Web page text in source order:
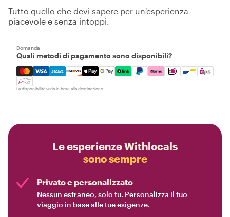
Tutto quello che devi sapere per un'esperienza
piacevole e senza intoppi.
Domanda
Quali metodi di pagamento sono disponibili?
Mastercard, Visa, Amex, Discover, Apple Pay, Google
La disponibilità varia in base alla destinazione
Le esperienze Withlocals
sono sempre
Privato e personalizzato
Nessun estraneo, solo tu. Personalizza il tuo
viaggio in base alle tue esigenze.